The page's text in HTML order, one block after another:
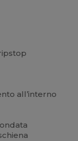
all’interno